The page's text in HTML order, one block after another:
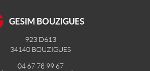
GESIM BOUZIGUES
923 D613
34140 BOUZIGUES
04 67 78 99 67